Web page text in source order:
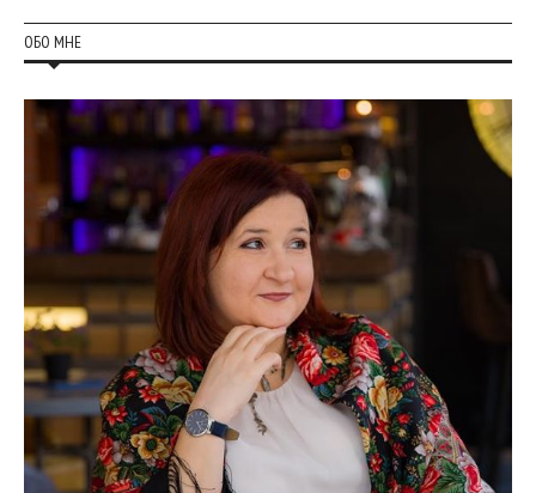
ОБО МНЕ